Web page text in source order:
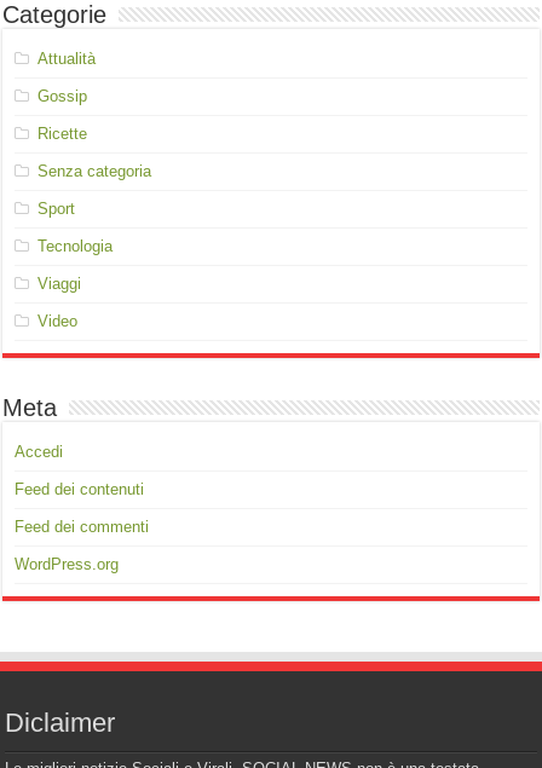
Categorie
Attualità
Gossip
Ricette
Senza categoria
Sport
Tecnologia
Viaggi
Video
Meta
Accedi
Feed dei contenuti
Feed dei commenti
WordPress.org
Diclaimer